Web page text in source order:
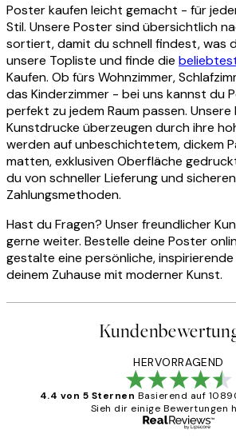
Poster kaufen leicht gemacht - für
Stil. Unsere Poster sind übersichtlich
sortiert, damit du schnell findest, was
unsere Topliste und finde die
Kaufen. Ob fürs Wohnzimmer,
das Kinderzimmer - bei uns kannst du
perfekt zu jedem Raum passen.
Kunstdrucke überzeugen durch ihre
werden auf unbeschichtetem, dickem
matten, exklusiven Oberfläche
du von schneller Lieferung und sicheren
Zahlungsmethoden.
Hast du Fragen? Unser freundlicher
gerne weiter. Bestelle deine Poster
gestalte eine persönliche,
deinem Zuhause mit moderner Kunst.
HERVORRAGEND
4.4 von 5 Sternen Basierend auf
Sieh dir einige Bewertungen